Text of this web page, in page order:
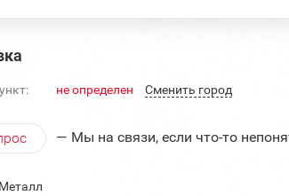
не определен Cменить город
— Мы на связи, если что-то